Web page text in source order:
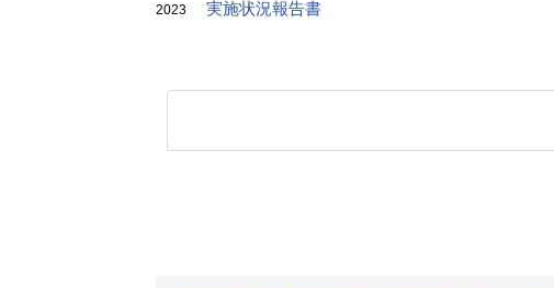
2023 実施状況報告書